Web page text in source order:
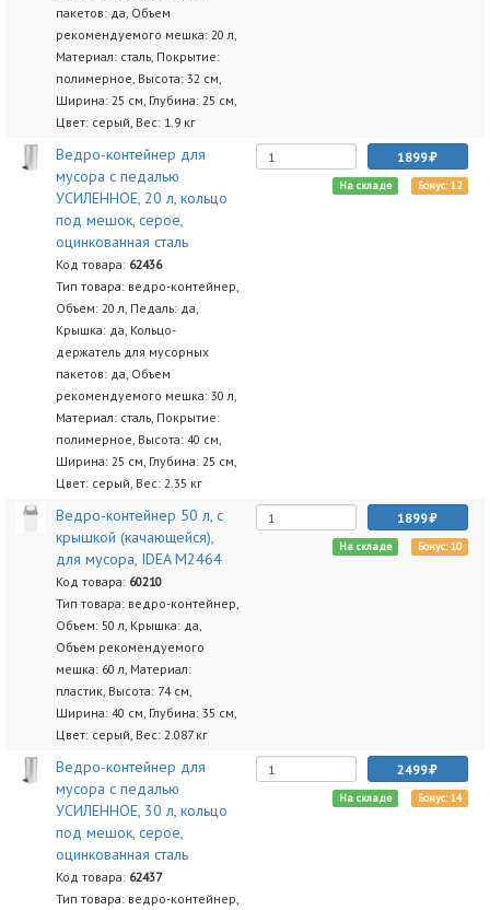
пакетов: да, Объем
рекомендуемого мешка: 20 л,
Материал: сталь, Покрытие:
полимерное, Высота: 32 см,
Ширина: 25 см, Глубина: 25 см,
Цвет: серый, Вес: 1.9 кг
Ведро-контейнер для
мусора с педалью
УСИЛЕННОЕ, 20 л, кольцо
под мешок, серое,
оцинкованная сталь
Код товара: 62436
Тип товара: ведро-контейнер,
Объем: 20 л, Педаль: да,
Крышка: да, Кольцо-
держатель для мусорных
пакетов: да, Объем
рекомендуемого мешка: 30 л,
Материал: сталь, Покрытие:
полимерное, Высота: 40 см,
Ширина: 25 см, Глубина: 25 см,
Цвет: серый, Вес: 2.35 кг
1899
На складе Бонус: 12
Ведро-контейнер 50 л, с
крышкой (качающейся),
для мусора, IDEA М2464
Код товара: 60210
Тип товара: ведро-контейнер,
Объем: 50 л, Крышка: да,
Объем рекомендуемого
мешка: 60 л, Материал:
пластик, Высота: 74 см,
Ширина: 40 см, Глубина: 35 см,
Цвет: серый, Вес: 2.087 кг
1899
На складе Бонус: 10
Ведро-контейнер для
мусора с педалью
УСИЛЕННОЕ, 30 л, кольцо
под мешок, серое,
оцинкованная сталь
Код товара: 62437
Тип товара: ведро-контейнер,
2499
На складе Бонус: 14